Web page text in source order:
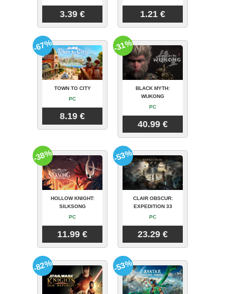
3.39 € 1.21 €
TOWN TO CITY
PC
8.19 €
-67%
BLACK MYTH:
WUKONG
PC
40.99 €
-31%
HOLLOW KNIGHT:
SILKSONG
PC
11.99 €
-38%
CLAIR OBSCUR:
EXPEDITION 33
PC
23.29 €
-53%
-82% -53%